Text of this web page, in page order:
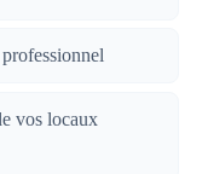
vos locaux